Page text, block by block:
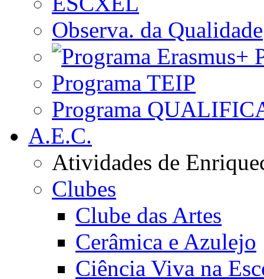
Observa. da Qualidade
Programa TEIP
Programa
A.E.C.
Atividades de
Clubes
Clube das Artes
Cerâmica e Azulejo
Ciência Viva na